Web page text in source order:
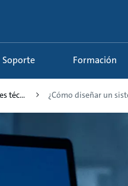
Soporte Formación
téc... ¿Cómo diseñar un